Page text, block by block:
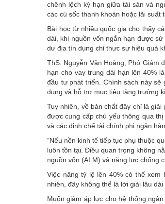
chênh lệch kỳ hạn giữa tài sản và
các cú sốc thanh khoản hoặc lãi suất
Bài học từ nhiều quốc gia cho thấy
dài, khi nguồn vốn ngắn hạn được
dư địa tín dụng chỉ thực sự hiệu quả
ThS. Nguyễn Văn Hoàng, Phó Giám
hạn cho vay trung dài hạn lên 40%
đầu tư phát triển. Chính sách này
dụng và hỗ trợ mục tiêu tăng trưởng
Tuy nhiên, về bản chất đây chỉ là
được cung cấp chủ yếu thông qua
và các định chế tài chính phi ngân
“Nếu nền kinh tế tiếp tục phụ thuộc
luôn tồn tại. Điều quan trọng không
nguồn vốn (ALM) và năng lực chống
Việc nâng tỷ lệ lên 40% có thể
nhiên, đây không thể là lời giải lâu
Muốn giảm áp lực cho hệ thống